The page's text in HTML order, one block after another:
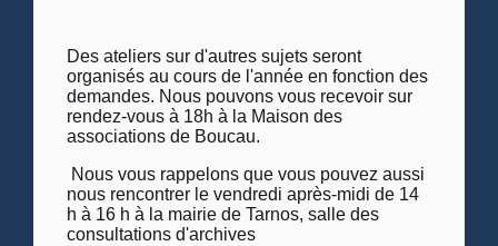
Des ateliers sur d'autres sujets seront
organisés au cours de l'année en fonction des
demandes. Nous pouvons vous recevoir sur
rendez-vous à 18h à la Maison des
associations de Boucau.
Nous vous rappelons que vous pouvez aussi
nous rencontrer le vendredi après-midi de 14
h à 16 h à la mairie de Tarnos, salle des
consultations d'archives